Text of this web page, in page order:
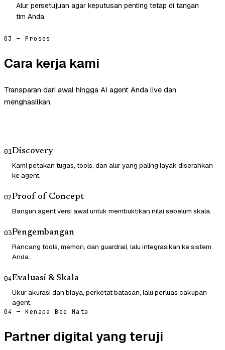
Alur persetujuan agar keputusan penting tetap di tangan
tim Anda.
03 — Proses
Cara kerja kami
Transparan dari awal hingga AI agent Anda live dan
menghasilkan.
01Discovery
Kami petakan tugas, tools, dan alur yang paling layak diserahkan
ke agent.
02Proof of Concept
Bangun agent versi awal untuk membuktikan nilai sebelum skala.
03Pengembangan
Rancang tools, memori, dan guardrail, lalu integrasikan ke sistem
Anda.
04Evaluasi & Skala
Ukur akurasi dan biaya, perketat batasan, lalu perluas cakupan
agent.
04 — Kenapa Bee Mata
Partner digital yang teruji